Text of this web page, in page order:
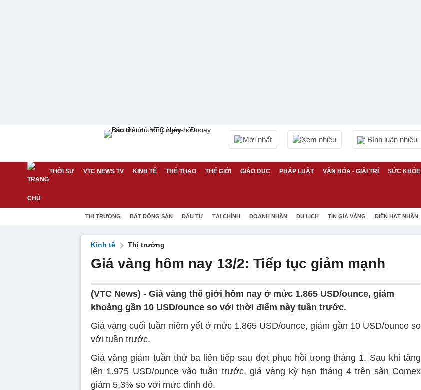
Mới nhất Xem nhiều Bình luận nhiều
THỜI SỰ VTC NEWS TV KINH TẾ THỂ THAO THẾ GIỚI GIÁO DỤC PHÁP LUẬT VĂN HÓA - GIẢI TRÍ SỨC KHỎE
THỊ TRƯỜNG BẤT ĐỘNG SẢN ĐẦU TƯ TÀI CHÍNH DOANH NHÂN DU LỊCH TIN GIÁ VÀNG ĐIỆN HẠT NHÂN
Kinh tế Thị trường
Giá vàng hôm nay 13/2: Tiếp tục giảm mạnh
(VTC News) - Giá vàng thế giới hôm nay ở mức 1.865 USD/ounce, giảm
khoảng gần 10 USD/ounce so với thời điểm này tuần trước.
Giá vàng cuối tuần niêm yết ở mức 1.865 USD/ounce, giảm gần 10 USD/ounce so
với tuần trước.
Giá vàng giảm tuần thứ ba liên tiếp sau đợt phục hồi trong tháng 1. Sau khi tăng
lên 1.975 USD/ounce vào tuần trước, giá vàng kỳ hạn tháng 4 trên sàn Comex
giảm 5,3% so với mức đỉnh đó.